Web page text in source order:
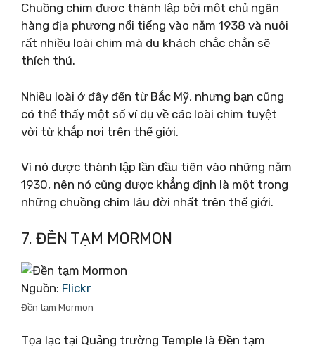
Chuồng chim được thành lập bởi một chủ ngân
hàng địa phương nổi tiếng vào năm 1938 và nuôi
rất nhiều loài chim mà du khách chắc chắn sẽ
thích thú.
Nhiều loài ở đây đến từ Bắc Mỹ, nhưng bạn cũng
có thể thấy một số ví dụ về các loài chim tuyệt
vời từ khắp nơi trên thế giới.
Vì nó được thành lập lần đầu tiên vào những năm
1930, nên nó cũng được khẳng định là một trong
những chuồng chim lâu đời nhất trên thế giới.
7. ĐỀN TẠM MORMON
Nguồn: Flickr
Đền tạm Mormon
Tọa lạc tại Quảng trường Temple là Đền tạm